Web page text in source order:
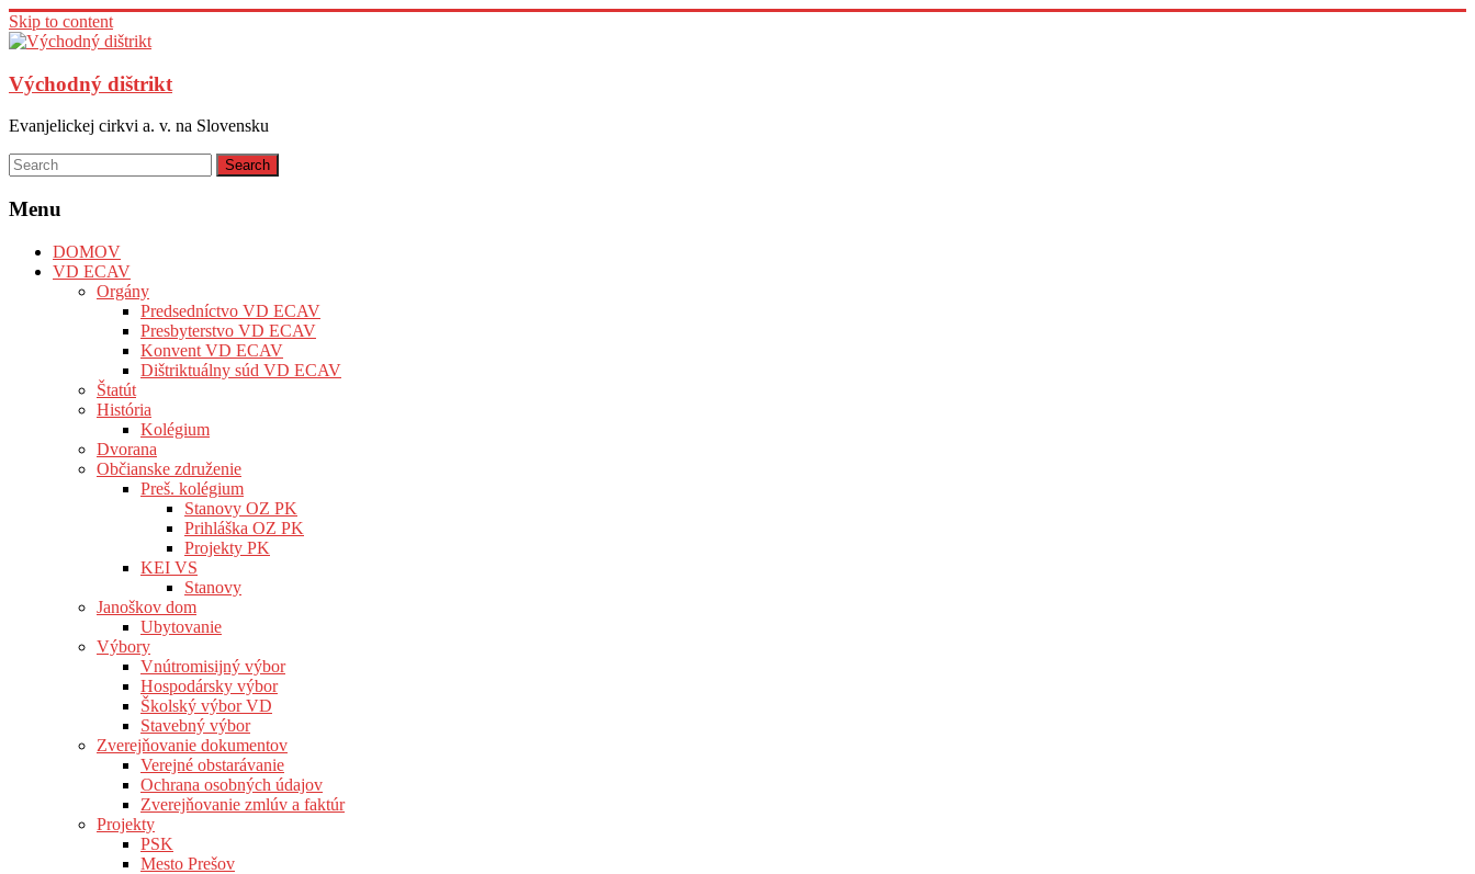
Skip to content
Východný dištrikt
Evanjelickej cirkvi a. v. na Slovensku
Menu
DOMOV
VD ECAV
Orgány
Predsedníctvo VD ECAV
Presbyterstvo VD ECAV
Konvent VD ECAV
Dištriktuálny súd VD ECAV
Štatút
História
Kolégium
Dvorana
Občianske združenie
Preš. kolégium
Stanovy OZ PK
Prihláška OZ PK
Projekty PK
KEI VS
Stanovy
Janoškov dom
Ubytovanie
Výbory
Vnútromisijný výbor
Hospodársky výbor
Školský výbor VD
Stavebný výbor
Zverejňovanie dokumentov
Verejné obstarávanie
Ochrana osobných údajov
Zverejňovanie zmlúv a faktúr
Projekty
PSK
Mesto Prešov